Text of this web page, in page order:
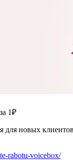
1₽
для новых
rabotu-voicebox/